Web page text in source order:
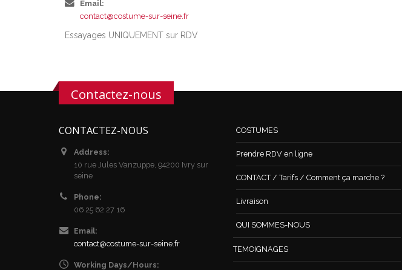
Email:
contact@costume-sur-seine.fr
Essayages UNIQUEMENT sur RDV
Contactez-nous
CONTACTEZ-NOUS
Address:
10 rue Jules Vanzuppe, 94200 Ivry sur
seine
Phone:
06 25 62 27 16
Email:
contact@costume-sur-seine.fr
Working Days/Hours:
COSTUMES
Prendre RDV en ligne
CONTACT / Tarifs / Comment ça marche ?
Livraison
QUI SOMMES-NOUS
TEMOIGNAGES